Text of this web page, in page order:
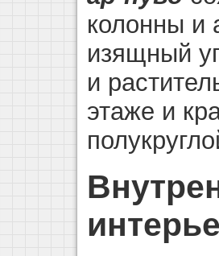
колонны и
изящный
и
этаже и